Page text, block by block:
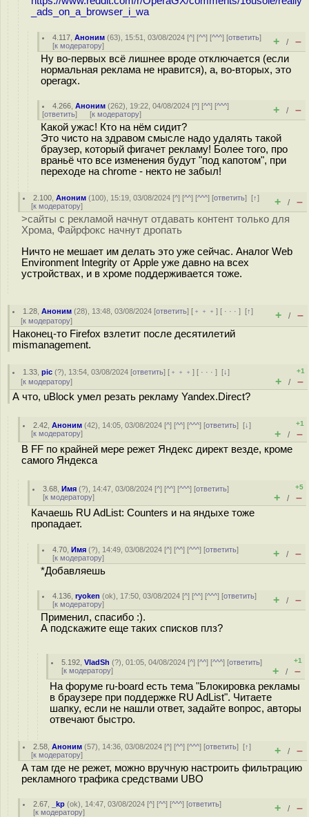
_ads_on_a_browser_i_wa
4.117 ,Аноним (63), 15:51, 03/08/2024 [^] [^^] [^^^] [ответить]
[к модератору] + / –
Ну во-первых всё лишнее вроде отключается (если
нормальная реклама не нравится), а, во-вторых, это
operagx.
4.266 ,Аноним (262), 19:22, 04/08/2024 [^] [^^] [^^^]
[ответить] [к модератору] + / –
Какой ужас! Кто на нём сидит?
Это чисто на здравом смысле надо удалять такой
браузер, который фигачет рекламу! Более того, про
враньё что все изменения будут "под капотом", при
переходе на chrome - некто не забыл!
2.100 ,Аноним (100), 15:19, 03/08/2024 [^] [^^] [^^^] [ответить][↑]
[к модератору] + / –
>сайты с рекламой начнут отдавать контент только для
Хрома, Файрфокс начнут дропать
Ничто не мешает им делать это уже сейчас. Аналог Web
Environment Integrity от Apple уже давно на всех
устройствах, и в хроме поддерживается тоже.
1.28 ,Аноним (28), 13:48, 03/08/2024 [ответить] [ ﹢﹢﹢] [ · · ·][↑]
[к модератору] + / –
Наконец-то Firefox взлетит после десятилетий
mismanagement.
1.33 ,pic (?), 13:54, 03/08/2024 [ответить] [ ﹢﹢﹢] [ · · ·][↓]
[к модератору]
+1
+ / –
А что, uBlock умел резать рекламу Yandex.Direct?
2.42 ,Аноним (42), 14:05, 03/08/2024 [^] [^^] [^^^] [ответить][↓]
[к модератору]
+1
+ / –
В FF по крайней мере режет Яндекс директ везде, кроме
самого Яндекса
3.68 ,Имя (?), 14:47, 03/08/2024 [^] [^^] [^^^] [ответить]
[к модератору]
+5
+ / –
Качаешь RU AdList: Counters и на яндыхе тоже
пропадает.
4.70 ,Имя (?), 14:49, 03/08/2024 [^] [^^] [^^^] [ответить]
[к модератору] + / –
*Добавляешь
4.136 ,ryoken (ok), 17:50, 03/08/2024 [^] [^^] [^^^] [ответить]
[к модератору] + / –
Применил, спасибо :).
А подскажите еще таких списков плз?
5.192 ,VladSh (?), 01:05, 04/08/2024 [^] [^^] [^^^] [ответить]
[к модератору]
+1
+ / –
На форуме ru-board есть тема "Блокировка рекламы
в браузере при поддержке RU AdList". Читаете
шапку, если не нашли ответ, задайте вопрос, авторы
отвечают быстро.
2.58 ,Аноним (57), 14:36, 03/08/2024 [^] [^^] [^^^] [ответить][↑]
[к модератору] + / –
А там где не режет, можно вручную настроить фильтрацию
рекламного трафика средствами UBO
2.67 _kp (ok), 14:47, 03/08/2024 [^] [^^] [^^^] [ответить]
[к модератору] + / –